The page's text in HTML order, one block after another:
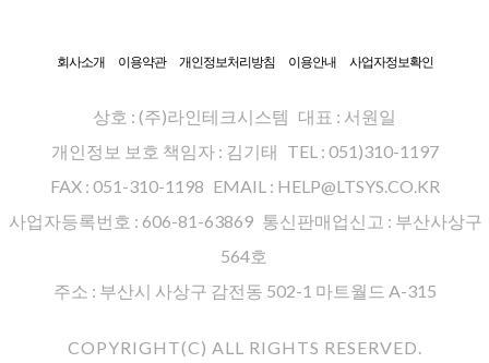
회사소개 이용약관 개인정보처리방침 이용안내 사업자정보확인
상호 : (주)라인테크시스템 대표 : 서원일
개인정보 보호 책임자 : 김기태 TEL : 051)310-1197
FAX : 051-310-1198 EMAIL : HELP@LTSYS.CO.KR
사업자등록번호 : 606-81-63869 통신판매업신고 : 부산사상구
564호
주소 : 부산시 사상구 감전동 502-1 마트월드 A-315
COPYRIGHT(C) ALL RIGHTS RESERVED.